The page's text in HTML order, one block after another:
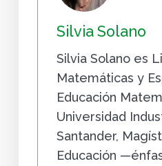
Silvia Solano
Silvia Solano es
Matemáticas y
Educación
Universidad
Santander,
Educación